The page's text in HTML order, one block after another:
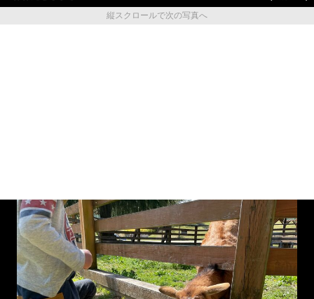
縦スクロールで次の写真へ